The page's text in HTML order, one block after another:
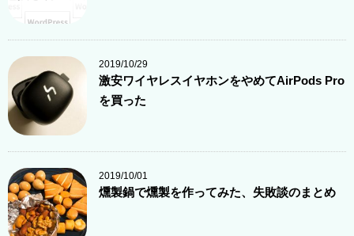
2019/10/29
激安ワイヤレスイヤホンをやめてAirPods Pro
を買った
2019/10/01
燻製鍋で燻製を作ってみた、失敗談のまとめ